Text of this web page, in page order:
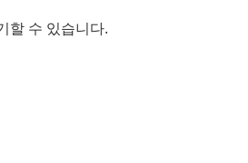
할 수 있습니다.